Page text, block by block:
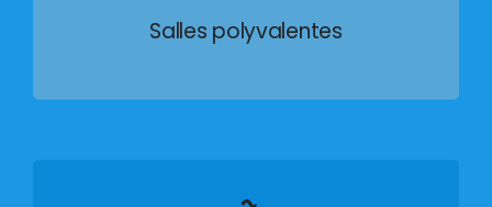
Salles polyvalentes